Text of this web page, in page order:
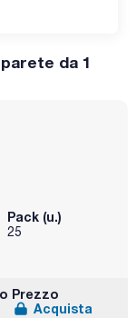
da 1
Pack (u.)
25
Prezzo
Acquista